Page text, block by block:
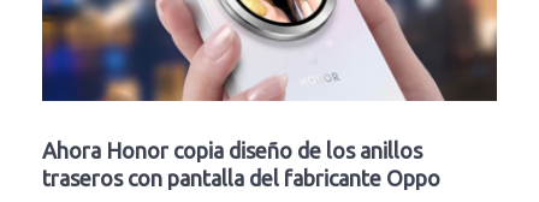
Ahora Honor copia diseño de los anillos
traseros con pantalla del fabricante Oppo